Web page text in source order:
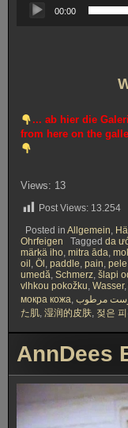
00:00
... ab hier die
from here on the
Views: 13
Post Views: 13.254
Posted in Allgemein
Ohrfeigen
Tagged da
märkä iho mitra āda
oil Öl paddle pain
umedă Schmerz šlapi
vlhkou pokožku Wasser,
мокра кожа مرطوب
た肌 湿润的皮肤 젖은
AnnDees